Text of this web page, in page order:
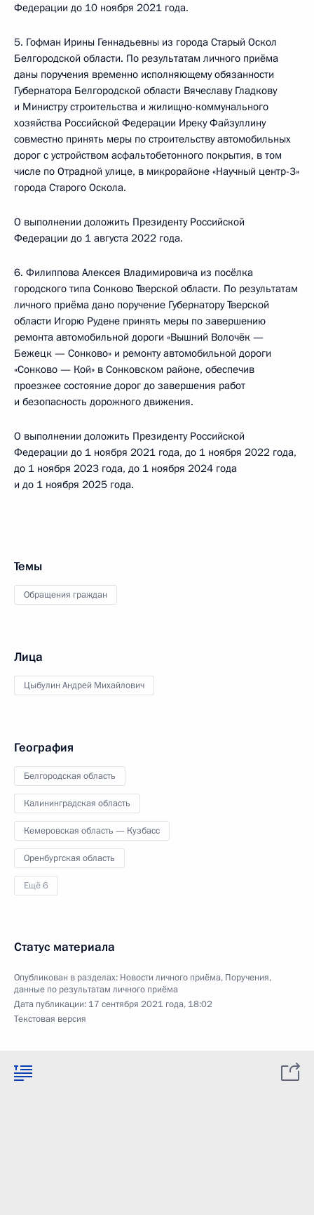
Федерации до 10 ноября 2021 года.
5. Гофман Ирины Геннадьевны из города Старый Оскол
Белгородской области. По результатам личного приёма
даны поручения временно исполняющему обязанности
Губернатора Белгородской области Вячеславу Гладкову
и Министру строительства и жилищно-коммунального
хозяйства Российской Федерации Иреку Файзуллину
совместно принять меры по строительству автомобильных
дорог с устройством асфальтобетонного покрытия, в том
числе по Отрадной улице, в микрорайоне «Научный центр-3»
города Старого Оскола.
О выполнении доложить Президенту Российской
Федерации до 1 августа 2022 года.
6. Филиппова Алексея Владимировича из посёлка
городского типа Сонково Тверской области. По результатам
личного приёма дано поручение Губернатору Тверской
области Игорю Рудене принять меры по завершению
ремонта автомобильной дороги «Вышний Волочёк —
Бежецк — Сонково» и ремонту автомобильной дороги
«Сонково — Кой» в Сонковском районе, обеспечив
проезжее состояние дорог до завершения работ
и безопасность дорожного движения.
О выполнении доложить Президенту Российской
Федерации до 1 ноября 2021 года, до 1 ноября 2022 года,
до 1 ноября 2023 года, до 1 ноября 2024 года
и до 1 ноября 2025 года.
Темы
Обращения граждан
Лица
Цыбулин Андрей Михайлович
География
Белгородская область
Калининградская область
Кемеровская область — Кузбасс
Оренбургская область
Ещё 6
Статус материала
Опубликован в разделах: Новости личного приёма, Поручения,
данные по результатам личного приёма
Дата публикации: 17 сентября 2021 года, 18:02
Текстовая версия